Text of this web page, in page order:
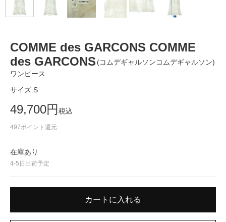
COMME des GARCONS COMME
des GARCONS (コムデギャルソンコムデギャルソン)
ワンピース
サイズ:S
49,700円税込
497ポイント還元
在庫あり
4-5日出荷予定